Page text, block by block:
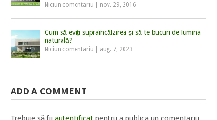
Niciun comentariu nov. 29, 2016
Cum să eviți supraîncălzirea și să te bucuri de lumina
naturală?
Niciun comentariu aug. 7, 2023
ADD A COMMENT
Trebuie să fiiautentificat pentru a publica un comentariu.